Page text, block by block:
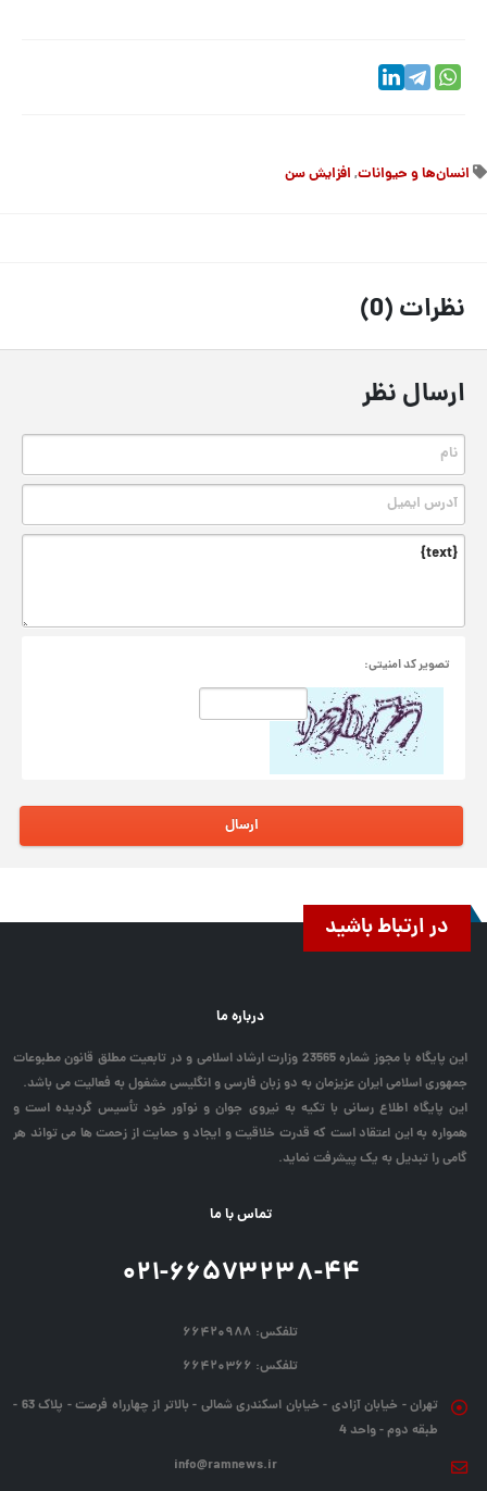
انسان‌ها و حیوانات,افزایش سن
نظرات (0)
ارسال نظر
تصوير کد امنيتی:
ارسال
در ارتباط باشید
درباره ما
این پایگاه با مجوز شماره 23565 وزارت ارشاد اسلامی و در تابعیت مطلق قانون مطبوعات
جمهوری اسلامی ایران عزیزمان به دو زبان فارسی و انگلیسی مشغول به فعالیت می باشد.
این پایگاه اطلاع رسانی با تکیه به نیروی جوان و نوآور خود تأسیس گردیده است و
همواره به این اعتقاد است که قدرت خلاقیت و ایجاد و حمایت از زحمت ها می تواند هر
گامی را تبدیل به یک پیشرفت نماید.
تماس با ما
۰۲۱-۶۶۵۷۳۲۳۸-۴۴
تلفکس: ۶۶۴۲۰۹۸۸
تلفکس: ۶۶۴۲۰۳۶۶
تهران - خیابان آزادی - خیابان اسکندری شمالی - بالاتر از چهارراه فرصت - پلاک 63 -
طبقه دوم - واحد 4
info@ramnews.ir